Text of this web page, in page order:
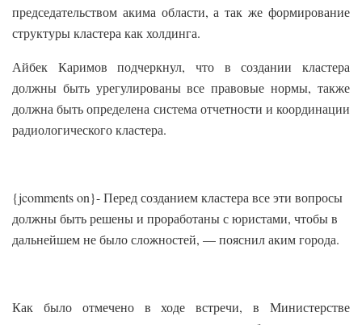
председательством акима области, а так же формирование
структуры кластера как холдинга.
Айбек Каримов подчеркнул, что в создании кластера
должны быть урегулированы все правовые нормы, также
должна быть определена система отчетности и координации
радиологического кластера.
{jcomments on}- Перед созданием кластера все эти вопросы
должны быть решены и проработаны с юристами, чтобы в
дальнейшем не было сложностей, — пояснил аким города.
Как было отмечено в ходе встречи, в Министерстве